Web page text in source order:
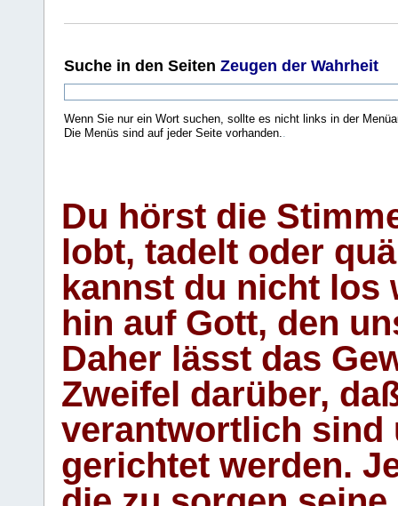
Suche in den Seiten Zeugen der Wahrheit
Wenn Sie nur ein Wort suchen, sollte es nicht links in der
Die Menüs sind auf jeder Seite vorhanden..
Du hörst die
lobt, tadelt oder
kannst du nicht los
hin auf Gott, den
Daher lässt das
Zweifel darüber,
verantwortlich sind
gerichtet werden.